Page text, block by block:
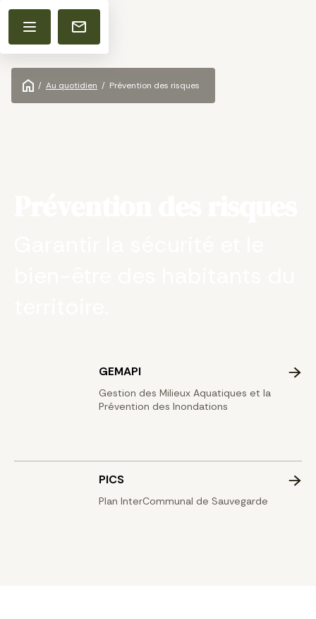
/ Au quotidien / Prévention des risques
GEMAPI
Gestion des Milieux Aquatiques et la
Prévention des Inondations
PICS
Plan InterCommunal de Sauvegarde